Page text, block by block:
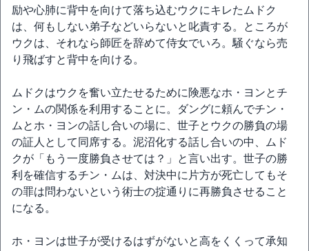
励や心肺に背中を向けて落ち込むウクにキレたムドク
は、何もしない弟子などいらないと叱責する。ところが
ウクは、それなら師匠を辞めて侍女でいろ。騒ぐなら売
り飛ばすと背中を向ける。
ムドクはウクを奮い立たせるために険悪なホ・ヨンとチ
ン・ムの関係を利用することに。ダングに頼んでチン・
ムとホ・ヨンの話し合いの場に、世子とウクの勝負の場
の証人として同席する。泥沼化する話し合いの中、ムド
クが「もう一度勝負させては？」と言い出す。世子の勝
利を確信するチン・ムは、対決中に片方が死亡してもそ
の罪は問わないという術士の掟通りに再勝負させること
になる。
ホ・ヨンは世子が受けるはずがないと高をくくって承知